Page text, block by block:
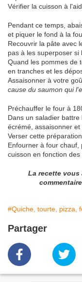
Vérifier la cuisson à
Pendant ce temps,
et piquer le fond à la
Recouvrir la pâte avec
pas à les superposer si
Quand les pommes de
en tranches et les
Assaisonner à votre
cause du saumon qui
Préchauffer le four à
Dans un saladier
écrémé, assaisonner
Verser cette
Enfourner à four chauf,
cuisson en fonction des
La recette
#Quiche, tourte, pizza,
Partager